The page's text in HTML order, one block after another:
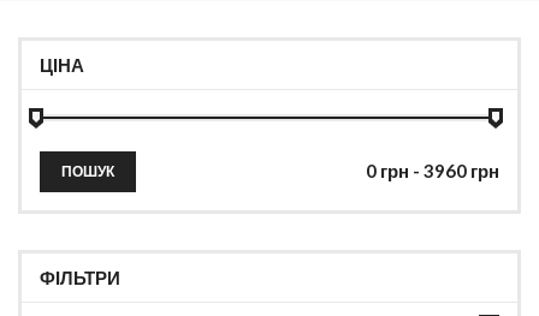
ЦІНА
ПОШУК
ФІЛЬТРИ